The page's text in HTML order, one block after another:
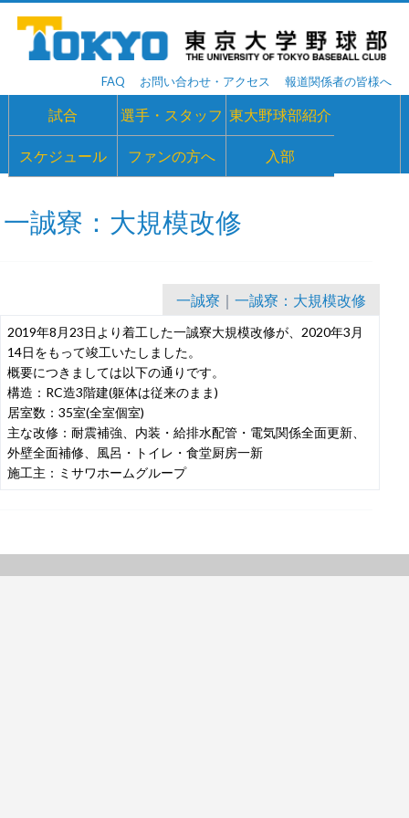
FAQ お問い合わせ・アクセス 報道関係者の皆様へ
試合 選手・スタッフ 東大野球部紹介
スケジュール ファンの方へ 入部
一誠寮：大規模改修
一誠寮 ｜一誠寮：大規模改修
2019年8月23日より着工した一誠寮大規模改修が、2020年3月
14日をもって竣工いたしました。
概要につきましては以下の通りです。
構造：RC造3階建(躯体は従来のまま)
居室数：35室(全室個室)
主な改修：耐震補強、内装・給排水配管・電気関係全面更新、
外壁全面補修、風呂・トイレ・食堂厨房一新
施工主：ミサワホームグループ